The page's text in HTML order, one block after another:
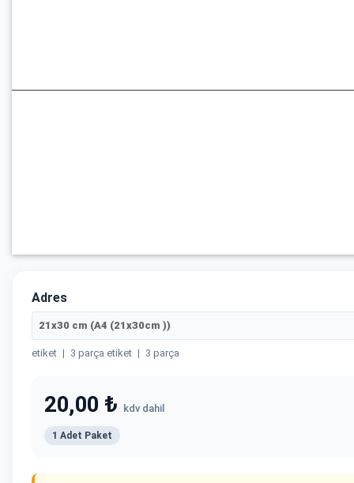
Adres
21x30 cm (A4 (21x30cm ))
etiket | 3 parça etiket | 3 parça
20,00 ₺ kdv dahil
1 Adet Paket